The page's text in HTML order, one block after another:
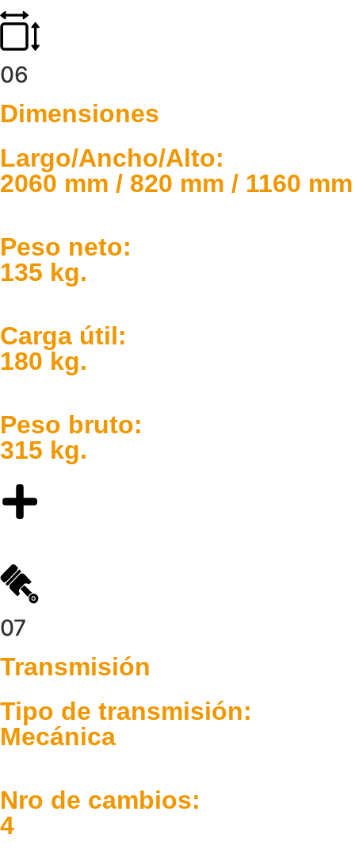
06
Dimensiones
Largo/Ancho/Alto:
2060 mm / 820 mm / 1160 mm
Peso neto:
135 kg.
Carga útil:
180 kg.
Peso bruto:
315 kg.
07
Transmisión
Tipo de transmisión:
Mecánica
Nro de cambios:
4